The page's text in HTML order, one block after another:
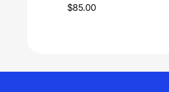
$85.00